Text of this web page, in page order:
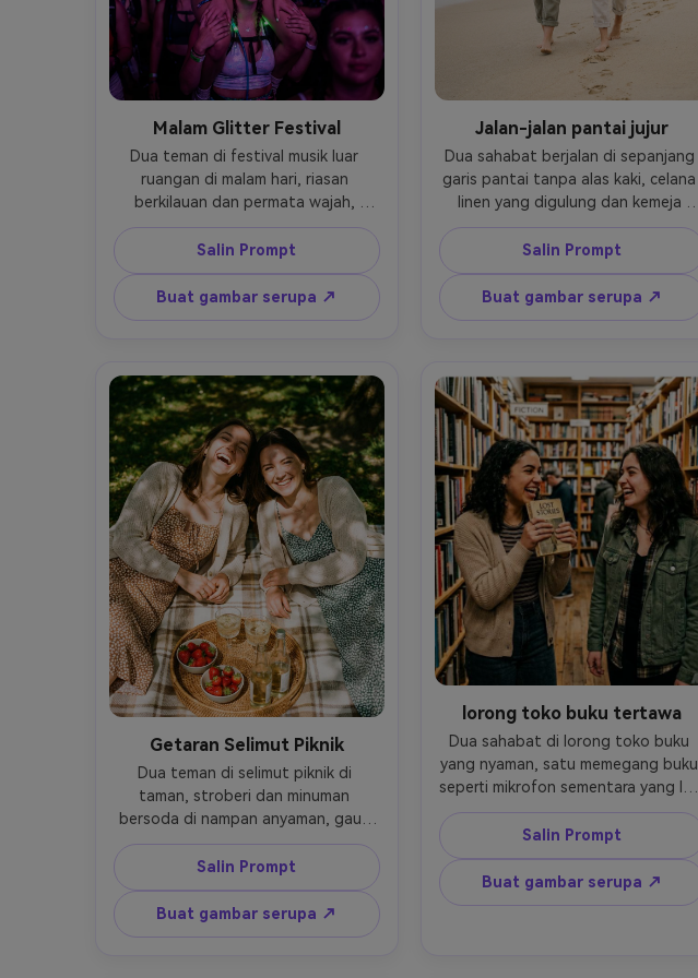
Malam Glitter Festival
Dua teman di festival musik luar
ruangan di malam hari, riasan
berkilauan dan permata wajah,
lampu LED berwarna-warni di latar
belakang, satu teman di bahu yang
lain, bokeh kerumunan, aksen neon,
gerakan energik, diambil di Nikon Z7
dengan 35mm f/1.8, pencahayaan
malam sinematik- -ar 4:5
Salin Prompt
Buat gambar serupa ↗
Jalan-jalan pantai jujur
Dua sahabat berjalan di sepanjang
garis pantai tanpa alas kaki, celana
linen yang digulung dan kemeja
putih berukuran besar, satu
membawa sandal, tawa alami,
cahaya pantai mendung yang
lembut, ombak lembut dan jejak kaki
di belakang mereka, diambil pada
bingkai seluruh tubuh, penilaian
warna yang lapang, detail ultra-
realistis- -ar 4:5
Salin Prompt
Buat gambar serupa ↗
Getaran Selimut Piknik
Dua teman di selimut piknik di
taman, stroberi dan minuman
bersoda di nampan anyaman, gaun
sundress dan kardigan ringan, sinar
matahari menyaring pepohonan
menciptakan bayangan berbintik-
bintik, tawa lembut dan jujur, diambil
di Fujifilm GFX 100 dengan 63mm,
Salin Prompt
Buat gambar serupa ↗
lorong toko buku tertawa
Dua sahabat di lorong toko buku
yang nyaman, satu memegang buku
seperti mikrofon sementara yang lain
tertawa, pakaian berlapis kasual,
pencahayaan tungsten hangat, rak
menciptakan kedalaman, diambil
pada Sony A7IV dengan 35mm f/1.8,
gaya dokumenter jujur, mata tajam,
Salin Prompt
Buat gambar serupa ↗